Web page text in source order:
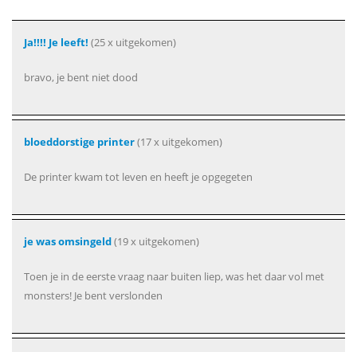
Ja!!!! Je leeft! (25 x uitgekomen)
bravo, je bent niet dood
bloeddorstige printer(17 x uitgekomen)
De printer kwam tot leven en heeft je opgegeten
je was omsingeld(19 x uitgekomen)
Toen je in de eerste vraag naar buiten liep, was het daar vol met
monsters! Je bent verslonden